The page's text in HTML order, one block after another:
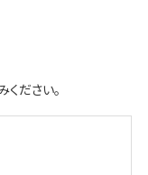
ださい。